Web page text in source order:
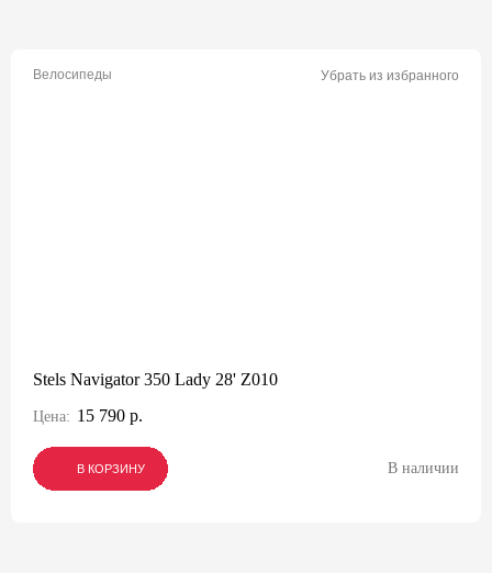
Велосипеды Убрать из избранного
Stels Navigator 350 Lady 28' Z010
Цена: 15 790 р.
В КОРЗИНУ
В КОРЗИНУ
В КОРЗИНУ В наличии